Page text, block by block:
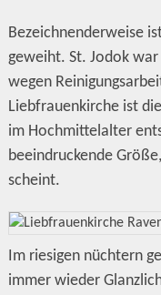
Bezeichnenderweise
geweiht. St. Jodok
wegen
Liebfrauenkirche ist
im Hochmittelalter
beeindruckende
scheint.
Im riesigen nüchtern
immer wieder